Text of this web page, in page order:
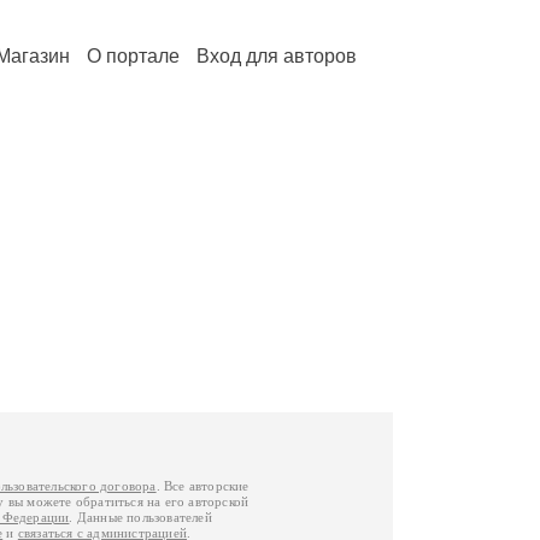
О портале Вход для авторов
договора
. Все авторские
вы можете обратиться на его авторской
Федерации . Данные пользователей
и связаться с администрацией